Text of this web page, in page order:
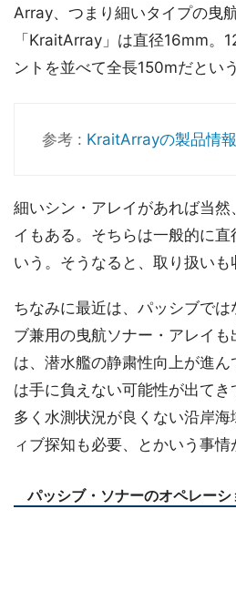
Array、つまり細いタイプの曳
「KraitArray」は直径16mm。
ントを並べて全長150mだという
参考 : KraitArrayの製品情
細いシン・アレイがあれば当
イもある。そちらは一般的に
いう。そうなると、取り扱いも
ちなみに最近は、パッシブで
ブ兼用の曳航ソナー・アレイ
は、潜水艦の静粛性向上が進
は手に負えない可能性が出て
多く水測状況が良くない沿岸
ィブ探知も必要、とかいう事情
パッシブ・ソナーのオペレーシ